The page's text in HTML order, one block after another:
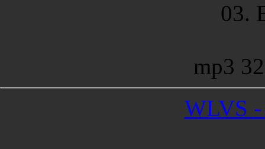
03.
mp3
WLVS